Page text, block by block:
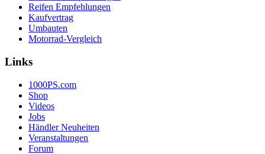
Reifen Empfehlungen
Kaufvertrag
Umbauten
Motorrad-Vergleich
Links
1000PS.com
Shop
Videos
Jobs
Händler Neuheiten
Veranstaltungen
Forum